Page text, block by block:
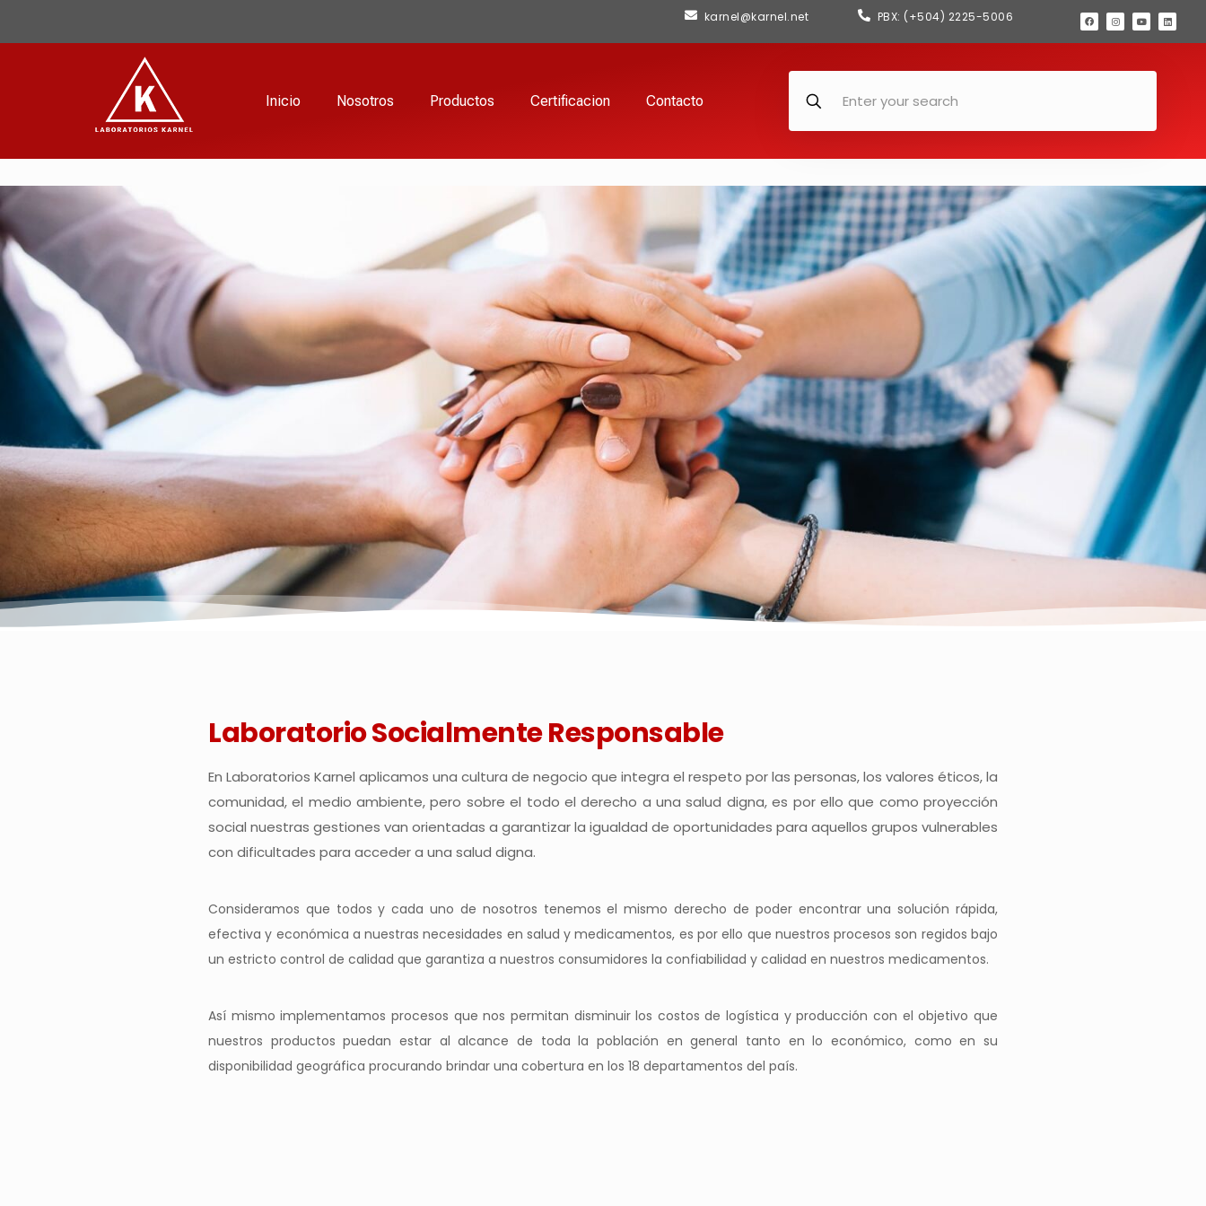
karnel@karnel.net PBX: (+504) 2225-5006
Inicio Nosotros Productos Certificacion Contacto
Laboratorio Socialmente Responsable
En Laboratorios Karnel aplicamos una cultura de negocio que integra el respeto por las personas, los valores éticos, la
comunidad, el medio ambiente, pero sobre el todo el derecho a una salud digna, es por ello que como proyección
social nuestras gestiones van orientadas a garantizar la igualdad de oportunidades para aquellos grupos vulnerables
con dificultades para acceder a una salud digna.
Consideramos que todos y cada uno de nosotros tenemos el mismo derecho de poder encontrar una solución rápida,
efectiva y económica a nuestras necesidades en salud y medicamentos, es por ello que nuestros procesos son regidos bajo
un estricto control de calidad que garantiza a nuestros consumidores la confiabilidad y calidad en nuestros medicamentos.
Así mismo implementamos procesos que nos permitan disminuir los costos de logística y producción con el objetivo que
nuestros productos puedan estar al alcance de toda la población en general tanto en lo económico, como en su
disponibilidad geográfica procurando brindar una cobertura en los 18 departamentos del país.